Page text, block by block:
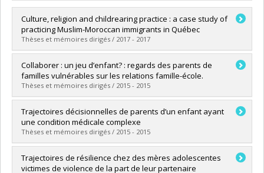
Culture, religion and childrearing practice : a case study of
practicing Muslim-Moroccan immigrants in Québec
Thèses et mémoires dirigés / 2017 - 2017
Diplômé(e) :Elkchirid, Abdelfettan
Cycle :Doctorat
Diplôme obtenu :Ph. D.
Lien vers le document dans Papyrus
Collaborer : un jeu d’enfant? : regards des parents de
familles vulnérables sur les relations famille-école.
Thèses et mémoires dirigés / 2015 - 2015
Diplômé(e) :Menand, Véronique
Cycle :Maîtrise
Diplôme obtenu :M. Sc.
Lien vers le document dans Papyrus
Trajectoires décisionnelles de parents d’un enfant ayant
une condition médicale complexe
Thèses et mémoires dirigés / 2015 - 2015
Diplômé(e) :Chénard, Josée
Cycle :Doctorat
Trajectoires de résilience chez des mères adolescentes
victimes de violence de la part de leur partenaire